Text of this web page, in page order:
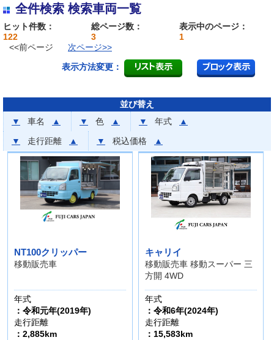
全件検索 検索車両一覧
ヒット件数：
122
総ページ数：
3
表示中のページ：
1
<<前ページ
次ページ>>
表示方法変更：
並び替え
▼
車名 ▲ ▼ 色 ▲ ▼ 年式
▲
▼
走行距離 ▲ ▼ 税込価格 ▲
NT100クリッパー
移動販売車
年式
：令和元年(2019年)
走行距離
：2,885km
キャリイ
移動販売車 移動スーパー 三
方開 4WD
年式
：令和6年(2024年)
走行距離
：15,583km